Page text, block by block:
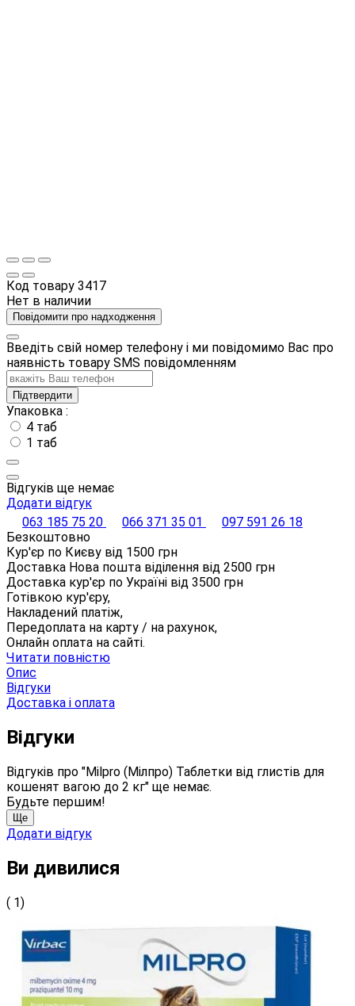
Код товару 3417
Нет в наличии
Повідомити про надходження
Введіть свій номер телефону і ми повідомимо Вас про
наявність товару SMS повідомленням
Підтвердити
Упаковка :
4 таб
1 таб
Відгуків ще немає
Додати відгук
063 185 75 20
066 371 35 01
097 591 26 18
Безкоштовно
Кур'єр по Києву від 1500 грн
Доставка Нова пошта віділення від 2500 грн
Доставка кур'єр по Україні від 3500 грн
Готівкою кур'єру,
Накладений платіж,
Передоплата на карту / на рахунок,
Онлайн оплата на сайті.
Читати повністю
Опис
Відгуки
Доставка і оплата
Відгуки
Відгуків про "Milpro (Мілпро) Таблетки від глистів для
кошенят вагою до 2 кг" ще немає.
Будьте першим!
Ще
Додати відгук
Ви дивилися
( 1)